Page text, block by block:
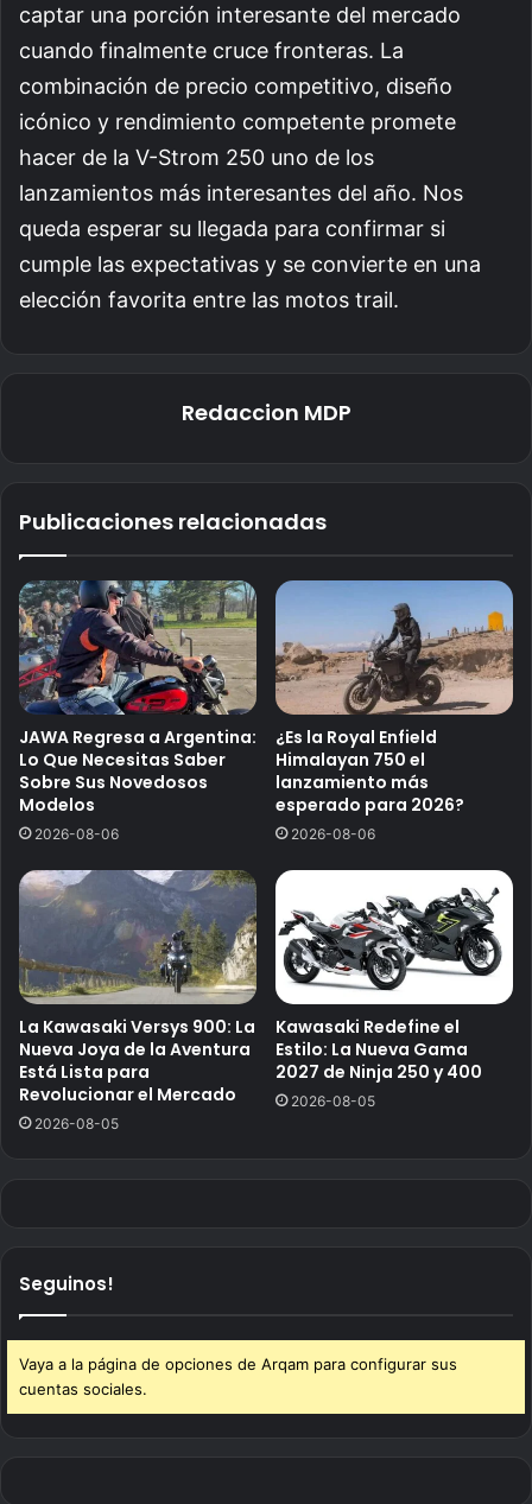
captar una porción interesante del mercado
cuando finalmente cruce fronteras. La
combinación de precio competitivo, diseño
icónico y rendimiento competente promete
hacer de la V-Strom 250 uno de los
lanzamientos más interesantes del año. Nos
queda esperar su llegada para confirmar si
cumple las expectativas y se convierte en una
elección favorita entre las motos trail.
Redaccion MDP
Publicaciones relacionadas
JAWA Regresa a Argentina:
Lo Que Necesitas Saber
Sobre Sus Novedosos
Modelos
2026-08-06
¿Es la Royal Enfield
Himalayan 750 el
lanzamiento más
esperado para 2026?
2026-08-06
La Kawasaki Versys 900: La
Nueva Joya de la Aventura
Está Lista para
Revolucionar el Mercado
2026-08-05
Kawasaki Redefine el
Estilo: La Nueva Gama
2027 de Ninja 250 y 400
2026-08-05
Seguinos!
Vaya a la página de opciones de Arqam para configurar sus
cuentas sociales.